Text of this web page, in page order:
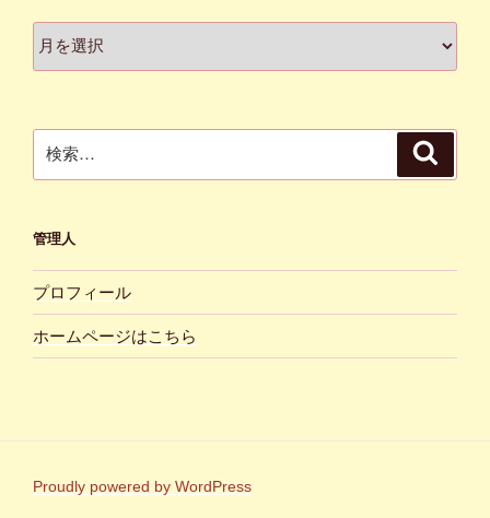
ア
索:
管理人
プロフィール
ホームページはこちら
Proudly powered by WordPress